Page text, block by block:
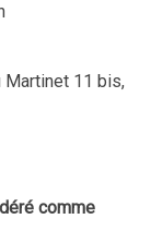
Martinet 11 bis,
comme